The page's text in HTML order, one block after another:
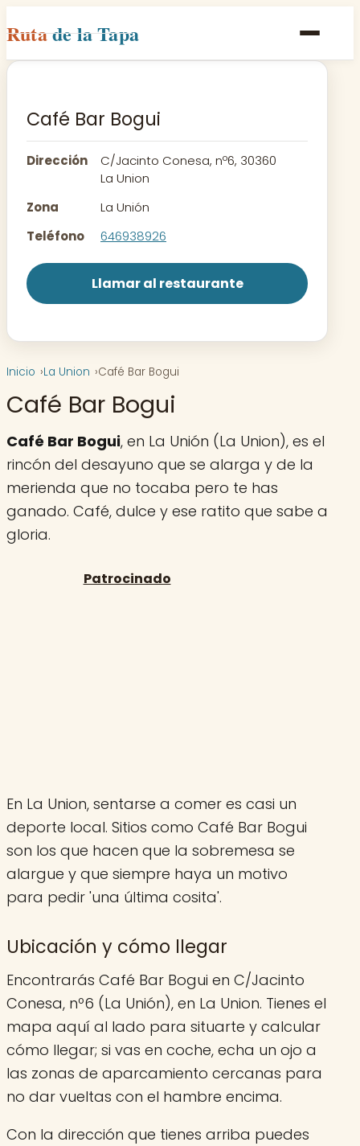
Rutade la Tapa
Inicio
Rutas
Contacto
Café Bar Bogui
Dirección
C/Jacinto Conesa, nº6, 30360
La Union
Zona
La Unión
Teléfono
646938926
Llamar al restaurante
Inicio La Union Café Bar Bogui
Café Bar Bogui
Café Bar Bogui, en La Unión (La Union), es el
rincón del desayuno que se alarga y de la
merienda que no tocaba pero te has
ganado. Café, dulce y ese ratito que sabe a
gloria.
En La Union, sentarse a comer es casi un
deporte local. Sitios como Café Bar Bogui
son los que hacen que la sobremesa se
alargue y que siempre haya un motivo
para pedir 'una última cosita'.
Ubicación y cómo llegar
Encontrarás Café Bar Bogui en C/Jacinto
Conesa, nº6 (La Unión), en La Union. Tienes el
mapa aquí al lado para situarte y calcular
cómo llegar; si vas en coche, echa un ojo a
las zonas de aparcamiento cercanas para
no dar vueltas con el hambre encima.
Con la dirección que tienes arriba puedes